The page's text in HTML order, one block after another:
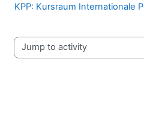
KPP: Kursraum Internationale
Jump to activity